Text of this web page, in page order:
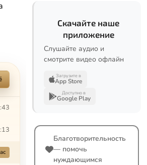
Скачайте наше
приложение
Слушайте аудио и
смотрите видео офлайн
Загрузите в
App Store
Доступно в
Google Play
Благотворительность
— помочь
нуждающимся